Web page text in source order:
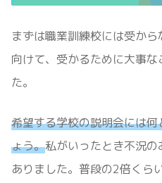
まずは職業訓練校には受か
向けて、受かるために大事
た。
希望する学校の説明会には
ょう。私がいったとき不況
ありました。普段の2倍くら